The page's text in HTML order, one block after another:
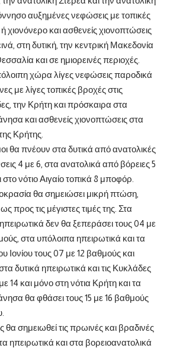
αυξημένες νεφώσεις με τοπικές
χιονόνερο και ασθενείς χιονοπτώσεις
στη δυτική, την κεντρική Μακεδονία
και σε ημιορεινές περιοχές.
χώρα λίγες νεφώσεις παροδικά
με λίγες τοπικές βροχές στις
την Κρήτη και πρόσκαιρα στα
και ασθενείς χιονοπτώσεις στα
Κρήτης.
θα πνέουν στα δυτικά από ανατολικές
4 με 6, στα ανατολικά από βόρειες 5
στο νότιο Αιγαίο τοπικά 8 μποφόρ.
θα σημειώσει μικρή πτώση,
προς τις μέγιστες τιμές της. Στα
δεν θα ξεπεράσει τους 04 με
στα υπόλοιπα ηπειρωτικά και τα
Ιονίου τους 07 με 12 βαθμούς και
δυτικά ηπειρωτικά και τις Κυκλάδες
14 και μόνο στη νότια Κρήτη και τα
θα φθάσει τους 15 με 16 βαθμούς
θα σημειωθεί τις πρωινές και βραδινές
ηπειρωτικά και στα βορειοανατολικά